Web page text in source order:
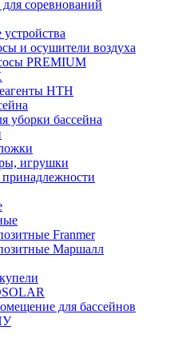
соревнований
и осушители воздуха
PREMIUM
HTH
уборки бассейна
игрушки
Franmer
Маршалл
для бассейнов